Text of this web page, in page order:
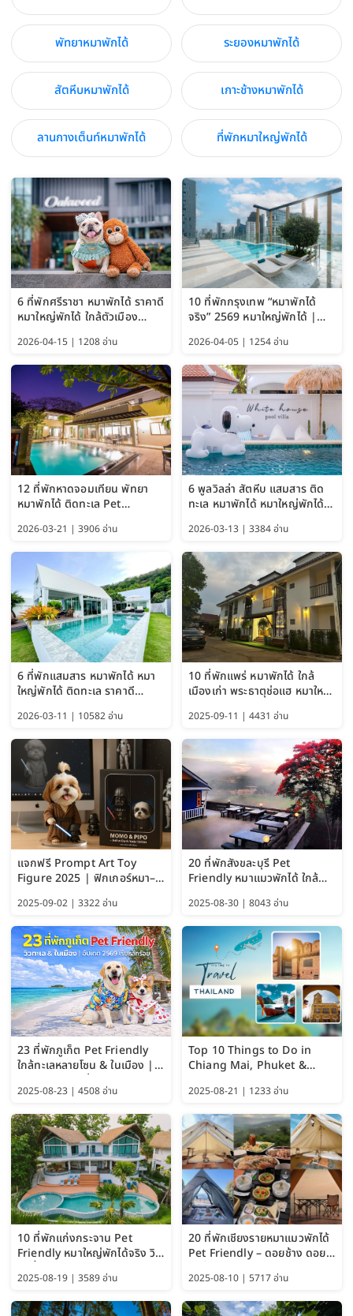
พัทยาหมาพักได้ ระยองหมาพักได้
สัตหีบหมาพักได้ เกาะช้างหมาพักได้
ลานกางเต็นท์หมาพักได้ ที่พักหมาใหญ่พักได้
6 ที่พักศรีราชา หมาพักได้ ราคาดี
หมาใหญ่พักได้ ใกล้ตัวเมือง
2026-04-15 | 1208 อ่าน
10 ที่พักกรุงเทพ “หมาพักได้
จริง” 2569 หมาใหญ่พักได้ |
Bangkok อัปเดตล่าสุด
2026-04-05 | 1254 อ่าน
12 ที่พักหาดจอมเทียน พัทยา
หมาพักได้ ติดทะเล Pet
พักได้ อัปเดต 2569
2026-03-21 | 3906 อ่าน
6 พูลวิลล่า สัตหีบ แสมสาร ติด
ทะเล หมาพักได้ หมาใหญ่พักได้
2026-03-13 | 3384 อ่าน
6 ที่พักแสมสาร หมาพักได้ หมา
ใหญ่พักได้ ติดทะเล ราคาดี
2026-03-11 | 10582 อ่าน
10 ที่พักแพร่ หมาพักได้ ใกล้
เมืองเก่า พระธาตุช่อแฮ หมาใหญ่
2025-09-11 | 4431 อ่าน
แจกฟรี Prompt Art Toy
Figure 2025 | ฟิกเกอร์หมา–
ChatGPT และ Gemini
2025-09-02 | 3322 อ่าน
20 ที่พักสังขละบุรี Pet
Friendly หมาแมวพักได้ ใกล้
2025-08-30 | 8043 อ่าน
23 ที่พักภูเก็ต Pet Friendly
ใกล้ทะเลหลายโซน & ในเมือง |
2025-08-23 | 4508 อ่าน
Top 10 Things to Do in
Chiang Mai, Phuket &
Guide 2025)
2025-08-21 | 1233 อ่าน
10 ที่พักแก่งกระจาน Pet
Friendly หมาใหญ่พักได้จริง วิว
2025-08-19 | 3589 อ่าน
20 ที่พักเชียงรายหมาแมวพักได้
Pet Friendly – ดอยช้าง ดอย
2025-08-10 | 5717 อ่าน